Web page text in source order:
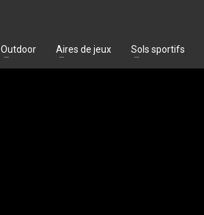
Outdoor Aires de jeux Sols sportifs